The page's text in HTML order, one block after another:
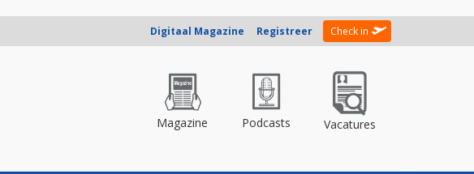
Digitaal Magazine Registreer Check in
Magazine Podcasts Vacatures